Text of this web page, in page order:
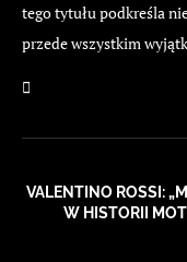
tego tytułu podkreśla
przede wszystkim
VALENTINO ROSSI:
W HISTORII